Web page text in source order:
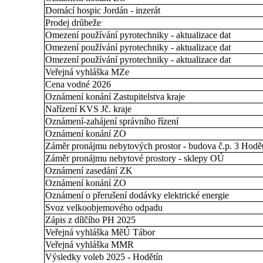
Domácí hospic Jordán - inzerát
Prodej drůbeže
Omezení používání pyrotechniky - aktualizace dat
Omezení používání pyrotechniky - aktualizace dat
Omezení používání pyrotechniky - aktualizace dat
Veřejná vyhláška MZe
Cena vodné 2026
Oznámení konání Zastupitelstva kraje
Nařízení KVS Jč. kraje
Oznámení-zahájení správního řízení
Oznámení konání ZO
Záměr pronájmu nebytových prostor - budova č.p. 3
Záměr pronájmu nebytové prostory - sklepy OÚ
Oznámení zasedání ZK
Oznámení konání ZO
Oznámení o přerušení dodávky elektrické energie
Svoz velkoobjemového odpadu
Zápis z dílčího PH 2025
Veřejná vyhláška MěÚ Tábor
Veřejná vyhláška MMR
Výsledky voleb 2025 - Hodětín